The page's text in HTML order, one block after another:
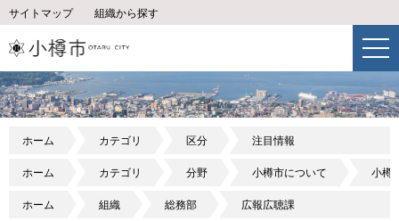
サイトマップ 組織から探す
ホーム カテゴリ 区分 注目情報
ホーム カテゴリ 分野 小樽市について 小樽
ホーム 組織 総務部 広報広聴課